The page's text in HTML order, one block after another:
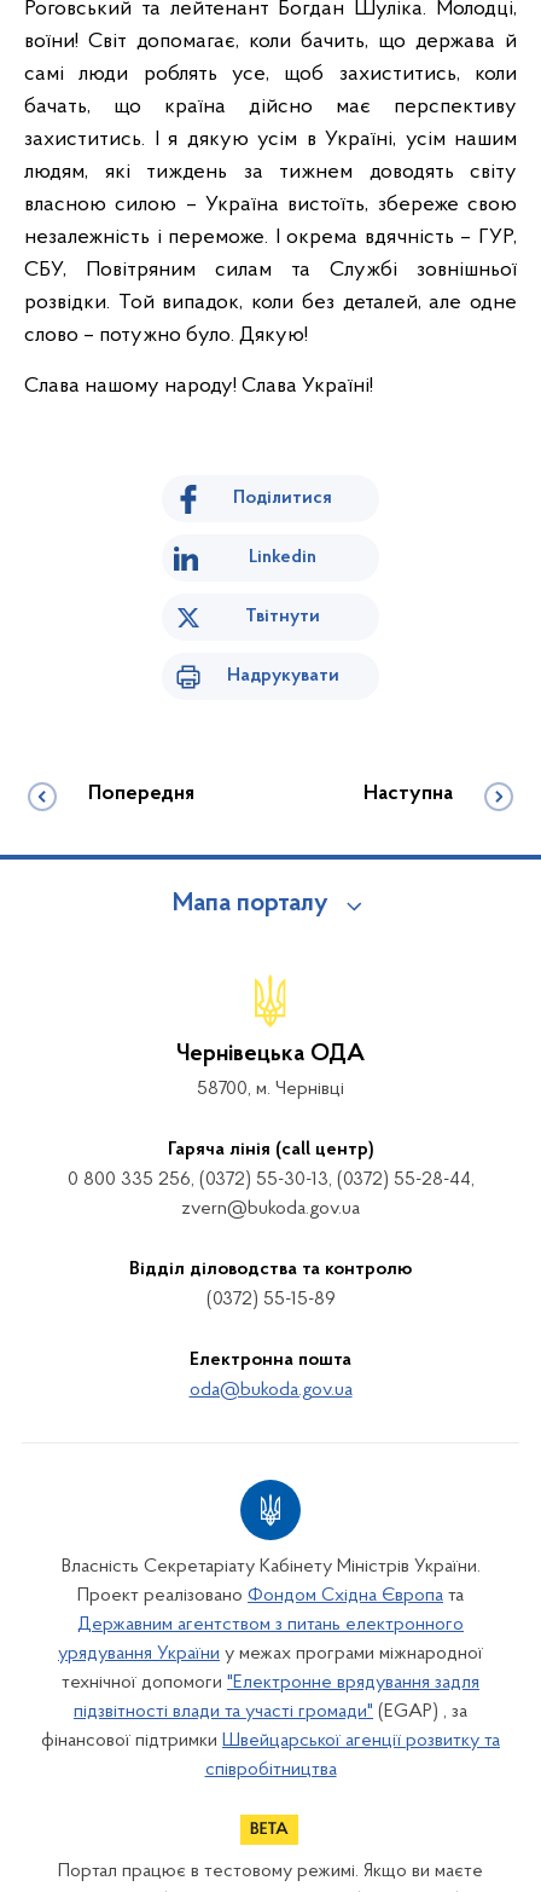
Роговський та лейтенант Богдан Шуліка. Молодці,
воїни! Світ допомагає, коли бачить, що держава й
самі люди роблять усе, щоб захиститись, коли
бачать, що країна дійсно має перспективу
захиститись. І я дякую усім в Україні, усім нашим
людям, які тиждень за тижнем доводять світу
власною силою – Україна вистоїть, збереже свою
незалежність і переможе. І окрема вдячність – ГУР,
СБУ, Повітряним силам та Службі зовнішньої
розвідки. Той випадок, коли без деталей, але одне
слово – потужно було. Дякую!
Слава нашому народу! Слава Україні!
Поділитися
Linkedin
Твітнути
Надрукувати
Попередня Наступна
Мапа порталу
Чернівецька ОДА
58700, м. Чернівці
Гаряча лінія (call центр)
0 800 335 256, (0372) 55-30-13, (0372) 55-28-44,
zvern@bukoda.gov.ua
Відділ діловодства та контролю
(0372) 55-15-89
Електронна пошта
oda@bukoda.gov.ua
Власність Секретаріату Кабінету Міністрів України.
Проект реалізовано Фондом Східна Європа та
Державним агентством з питань електронного
урядування України у межах програми міжнародної
технічної допомоги "Електронне врядування задля
підзвітності влади та участі громади" (EGAP) , за
фінансової підтримки Швейцарської агенції розвитку та
співробітництва
Портал працює в тестовому режимі. Якщо ви маєте